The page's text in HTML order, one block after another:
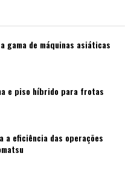
gama de máquinas asiáticas
e piso híbrido para frotas
a eficiência das operações